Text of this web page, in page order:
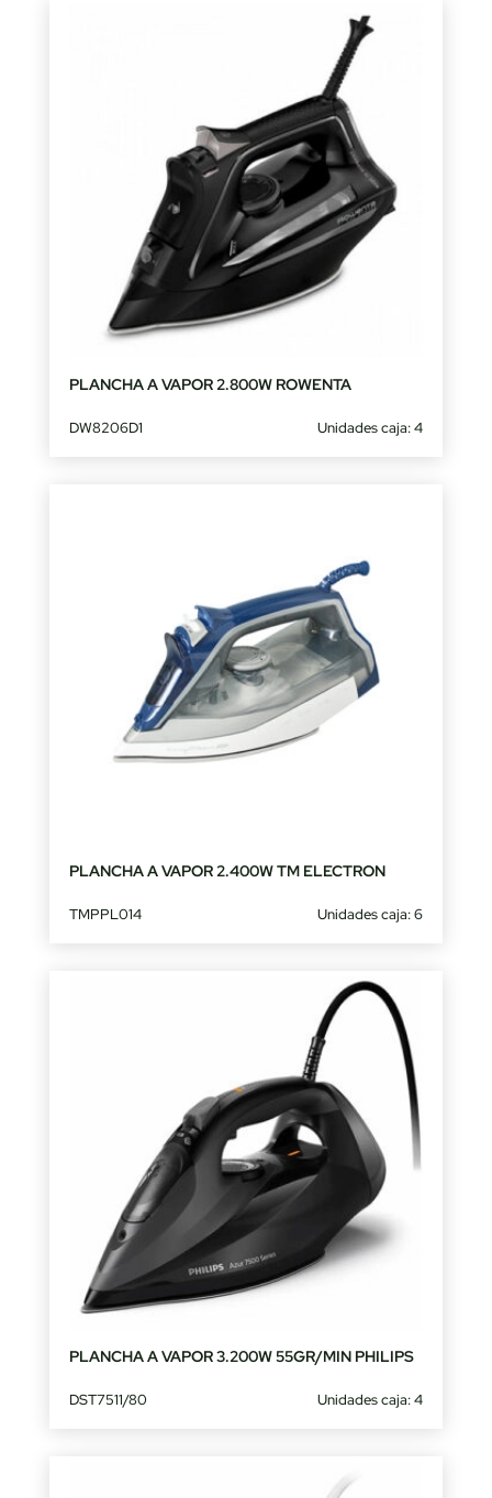
PLANCHA A VAPOR 2.800W ROWENTA
DW8206D1 Unidades caja: 4
PLANCHA A VAPOR 2.400W TM ELECTRON
TMPPL014 Unidades caja: 6
PLANCHA A VAPOR 3.200W 55GR/MIN PHILIPS
DST7511/80 Unidades caja: 4